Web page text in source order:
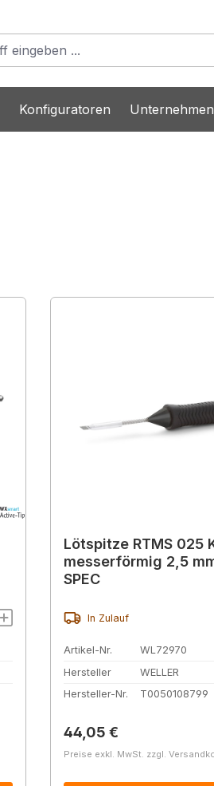
Konfiguratoren Unternehmen
Lötspitze RTMS 025
messerförmig 2,5
SPEC
In Zulauf
Artikel-Nr.
WL72970
Hersteller
WELLER
Hersteller-Nr.
T0050108799
Regulärer Preis:
44,05 €
Preise exkl. MwSt. zzgl.